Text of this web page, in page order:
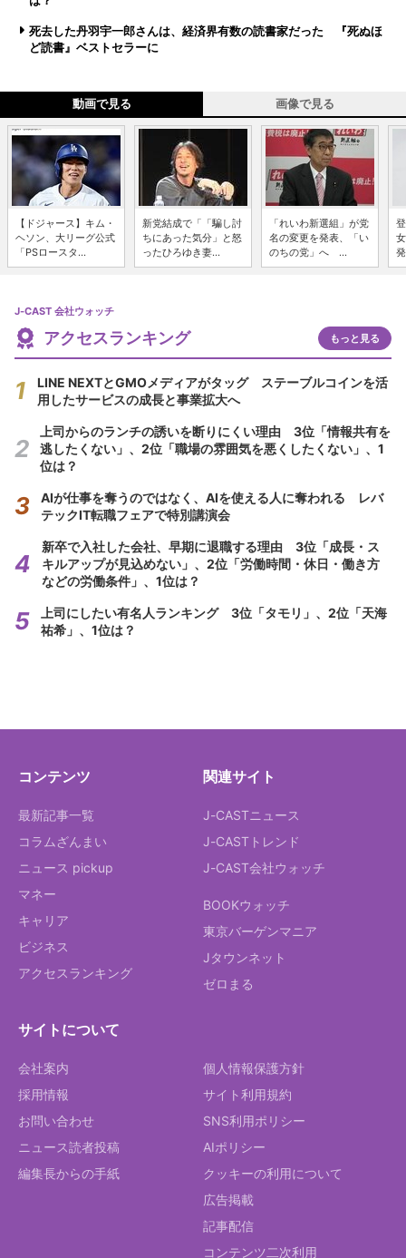
死去した丹羽宇一郎さんは、経済界有数の読書家だった 『死ぬほ
ど読書』ベストセラーに
動画で見る 画像で見る
【ドジャース】キム・
ヘソン、大リーグ公式
「PSロースタ...
新党結成で「「騙し討
ちにあった気分」と怒
ったひろゆき妻...
「れいわ新選組」が党
名の変更を発表、「い
のちの党」へ ...
J-CAST 会社ウォッチ
アクセスランキング もっと見る
LINE NEXTとGMOメディアがタッグ ステーブルコインを活
用したサービスの成長と事業拡大へ
上司からのランチの誘いを断りにくい理由 3位「情報共有を
逃したくない」、2位「職場の雰囲気を悪くしたくない」、1
位は？
AIが仕事を奪うのではなく、AIを使える人に奪われる レバ
テックIT転職フェアで特別講演会
新卒で入社した会社、早期に退職する理由 3位「成長・ス
キルアップが見込めない」、2位「労働時間・休日・働き方
などの労働条件」、1位は？
上司にしたい有名人ランキング 3位「タモリ」、2位「天海
祐希」、1位は？
コンテンツ
最新記事一覧
コラムざんまい
ニュース pickup
マネー
キャリア
ビジネス
アクセスランキング
関連サイト
J-CASTニュース
J-CASTトレンド
J-CAST会社ウォッチ
BOOKウォッチ
東京バーゲンマニア
Jタウンネット
ゼロまる
サイトについて
会社案内
採用情報
お問い合わせ
ニュース読者投稿
編集長からの手紙
個人情報保護方針
サイト利用規約
SNS利用ポリシー
AIポリシー
クッキーの利用について
広告掲載
記事配信
コンテンツ二次利用